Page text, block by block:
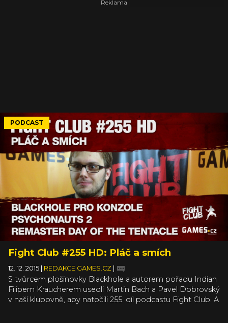
PODCAST
Fight Club #255 HD: Pláč a smích
12. 12. 2015 REDAKCE GAMES.CZ
S tvůrcem plošinovky Blackhole a autorem pořadu Indian
Filipem Kraucherem usedli Martin Bach a Pavel Dobrovský
v naší klubovně, aby natočili 255. díl podcastu Fight Club. A